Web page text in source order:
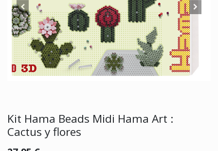
Kit Hama Beads Midi Hama Art :
Cactus y flores